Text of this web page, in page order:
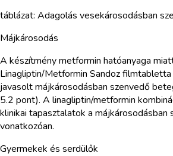
táblázat: Adagolás vesekárosodásban
Májkárosodás
A készítmény metformin hatóanyaga
Linagliptin/Metformin Sandoz filmtabletta
javasolt májkárosodásban szenvedő
5.2 pont). A linagliptin/metformin
klinikai tapasztalatok a májkárosodásban
vonatkozóan.
Gyermekek és serdülők